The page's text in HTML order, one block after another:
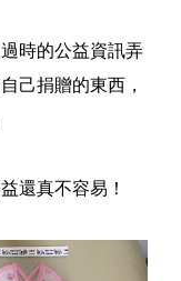
時的公益資訊弄
己捐贈的東西，
還真不容易！